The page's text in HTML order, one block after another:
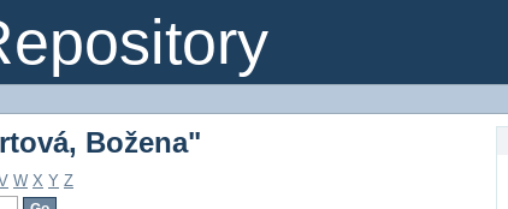
Božena"
Božena"
W X Y Z